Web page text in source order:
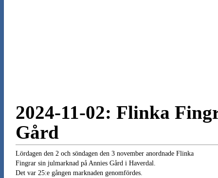
2024-11-02: Flinka
Gård
Lördagen den 2 och söndagen den 3 november anordnade Flinka
Fingrar sin julmarknad på Annies Gård i Haverdal.
Det var 25:e gången marknaden genomfördes.